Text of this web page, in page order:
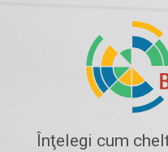
Înţelegi cum